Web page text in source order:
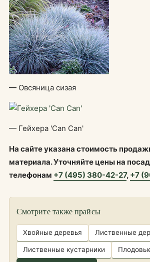
— Овсяница сизая
— Гейхера 'Can Can'
На сайте указана стоимость
материала. Уточняйте цены на
телефонам +7 (495) 380-42-27, +7
Смотрите также прайсы
Хвойные деревья Лиственные
Лиственные кустарники